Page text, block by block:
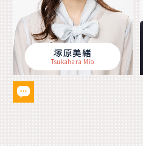
塚原美緒
Tsukahara Mio